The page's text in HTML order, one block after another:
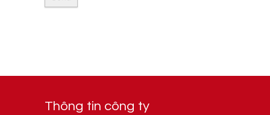
Thông tin công ty